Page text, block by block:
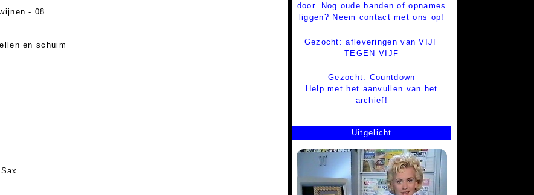
- 08
en schuim
door. Nog oude banden of opnames
liggen? Neem contact met ons op!
Gezocht: afleveringen van VIJF
TEGEN VIJF
Gezocht: Countdown
Help met het aanvullen van het
archief!
Uitgelicht